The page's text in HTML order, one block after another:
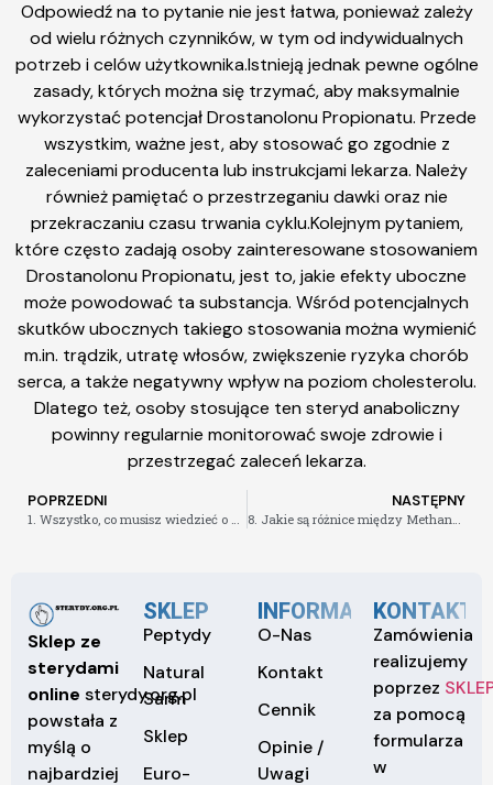
Odpowiedź na to pytanie nie jest łatwa, ponieważ zależy
od wielu różnych czynników, w tym od indywidualnych
potrzeb i celów użytkownika.Istnieją jednak pewne ogólne
zasady, których można się trzymać, aby maksymalnie
wykorzystać potencjał Drostanolonu Propionatu. Przede
wszystkim, ważne jest, aby stosować go zgodnie z
zaleceniami producenta lub instrukcjami lekarza. Należy
również pamiętać o przestrzeganiu dawki oraz nie
przekraczaniu czasu trwania cyklu.Kolejnym pytaniem,
które często zadają osoby zainteresowane stosowaniem
Drostanolonu Propionatu, jest to, jakie efekty uboczne
może powodować ta substancja. Wśród potencjalnych
skutków ubocznych takiego stosowania można wymienić
m.in. trądzik, utratę włosów, zwiększenie ryzyka chorób
serca, a także negatywny wpływ na poziom cholesterolu.
Dlatego też, osoby stosujące ten steryd anaboliczny
powinny regularnie monitorować swoje zdrowie i
przestrzegać zaleceń lekarza.
POPRZEDNI NASTĘPNY
Sklep ze
sterydami
online sterydy.org.pl
powstała z
myślą o
najbardziej
SKLEP
Peptydy
Natural
Sarm
Sklep
Euro-
INFORMACJE
O-Nas
Kontakt
Cennik
Opinie /
Uwagi
KONTAKT
Zamówienia
realizujemy
poprzez
za pomocą
formularza
w